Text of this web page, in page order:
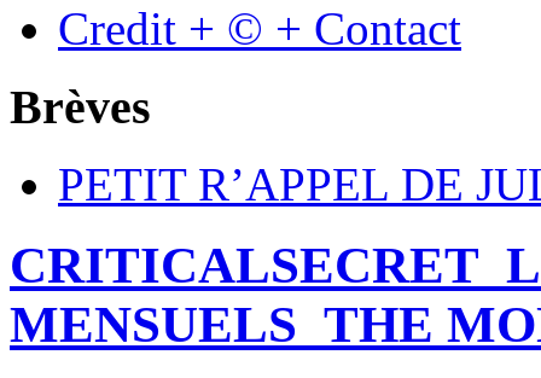
Credit + © + Contact
Brèves
PETIT R’APPEL DE
MENSUELS_THE